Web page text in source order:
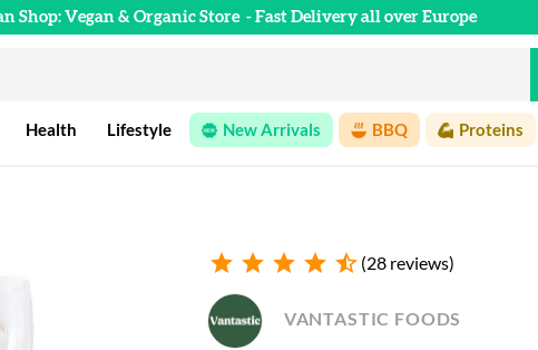
Shop: Vegan & Organic Store - Fast Delivery all over Europe
Health Lifestyle New Arrivals BBQ Proteins
star star star star star_half (28 reviews)
VANTASTIC FOODS